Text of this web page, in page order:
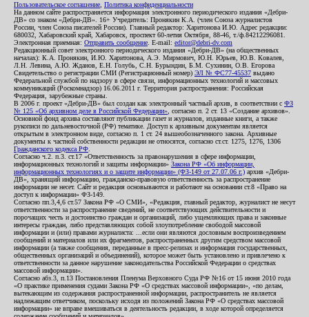
Пользовательское соглашение Политика конфиденциальности
На данном сайте распространяется информация электронного периодического издания «Дебри-
ДВ» со знаком «Дебри-ДВ». 16+ Учредитель: Пронякин К.А. (член Союза журналистов
России, член Союза писателей России). Главный редактор: Харитонова И.Ю. Адрес редакции:
680032, Хабаровский край, Хабаровск, проспект 60-летия Октября, 88-46, т./ф.84212296081.
Электронная приемная: Отправить сообщение . E-mail: editor@debri-dv.com
Редакционный совет электронного периодического издания «Дебри-ДВ» (на общественных
началах): К.А. Пронякин, И.Ю. Харитонова, А.Э. Мирмович, Ю.Н. Юрьев, Ю.В. Ковалев,
Л.Н. Левина, А.Ю. Жданов, Е.Н. Голубь, С.Н. Бурындин, Б.М. Сухинин, О.В. Егорова
Свидетельство о регистрации СМИ (Регистрационный номер) ЭЛ № ФС77-45537 выдано
Федеральной службой по надзору в сфере связи, информационных технологий и массовых
коммуникаций (Роскомнадзор) 16.06.2011 г. Территория распространения: Российская
Федерация, зарубежные страны.
В 2006 г. проект «Дебри-ДВ» был создан как электронный частный архив, в соответствии с ФЗ
№ 125 «Об архивном деле в Российской Федерации» , согласно п. 2 ст. 13 «Создание архивов».
Основной фонд архива составляют публикации газет и журналов, изданные книги, а также
рукописи по дальневосточной (РФ) тематике. Доступ к архивным документам является
открытым в электронном виде, согласно п. 1 ст. 24 вышеобозначенного закона. Архивные
документы к частной собственности редакции не относятся, согласно ст.ст. 1275, 1276, 1306
Гражданского кодекса РФ
Согласно ч.2. п.3. ст.17 «Ответственность за правонарушения в сфере информации,
информационных технологий и защиты информации» Закона РФ «Об информации,
информационных технологиях и о защите информации» (ФЗ-149 от 27.07.06 г.) архив «Дебри-
ДВ», хранящий информацию, гражданско-правовую ответственность за распространение
информации не несет. Сайт и редакция основываются и работают на основании ст.8 «Право на
доступ к информации» ФЗ-149.
Согласно пп.3,4,6 ст.57 Закона РФ «О СМИ», «Редакция, главный редактор, журналист не несут
ответственности за распространение сведений, не соответствующих действительности и
порочащих честь и достоинство граждан и организаций, либо ущемляющих права и законные
интересы граждан, либо представляющих собой злоупотребление свободой массовой
информации и (или) правами журналиста: ...если они являются дословным воспроизведением
сообщений и материалов или их фрагментов, распространенных другим средством массовой
информации (а также сообщения, переданные в пресс-релизах и информация государственных,
общественных организаций и объединений), которое может быть установлено и привлечено к
ответственности за данное нарушение законодательства Российской Федерации о средствах
массовой информации».
Согласно абз.3, п.13 Постановления Пленума Верховного Суда РФ №16 от 15 июня 2010 года
«О практике применения судами Закона РФ «О средствах массовой информации», «по делам,
вытекающим из содержания распространенной информации, распространитель не является
надлежащим ответчиком, поскольку исходя из положений Закона РФ «О средствах массовой
информации» не вправе вмешиваться в деятельность редакции, в ходе которой определяется